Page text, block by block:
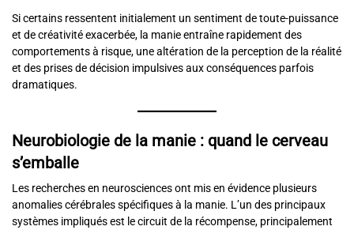
Si certains ressentent initialement un sentiment de toute-puissance
et de créativité exacerbée, la manie entraîne rapidement des
comportements à risque, une altération de la perception de la réalité
et des prises de décision impulsives aux conséquences parfois
dramatiques.
Neurobiologie de la manie : quand le cerveau
s’emballe
Les recherches en neurosciences ont mis en évidence plusieurs
anomalies cérébrales spécifiques à la manie. L’un des principaux
systèmes impliqués est le circuit de la récompense, principalement